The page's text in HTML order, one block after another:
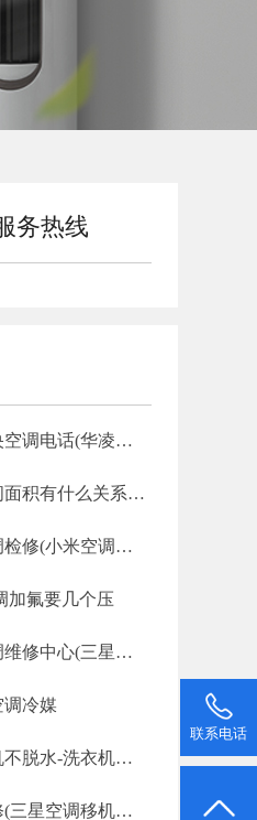
务热线
调电话(华凌中
积有什么关系？
修(小米空调不
加氟要几个压
修中心(三星空
冷媒
脱水-洗衣机不
三星空调移机价
联系电话